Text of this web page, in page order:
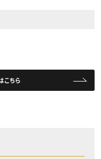
こちら